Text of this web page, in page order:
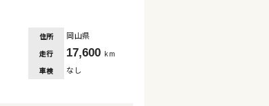
住所 岡山県
走行 17,600 km
車検 なし